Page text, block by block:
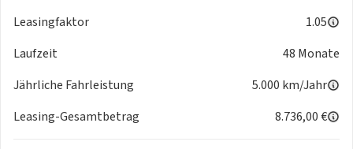
- Telefonvorbereitung
- USB-Anschluss
- Bluetooth
- Apple CarPlay
Leasingfaktor
1.05
Laufzeit
48 Monate
Jährliche Fahrleistung
5.000 km/Jahr
Leasing-Gesamtbetrag
8.736,00 €